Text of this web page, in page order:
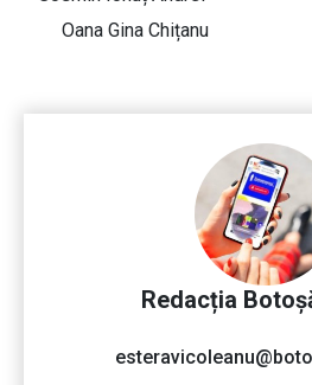
Oana Gina Chițanu
Redacția